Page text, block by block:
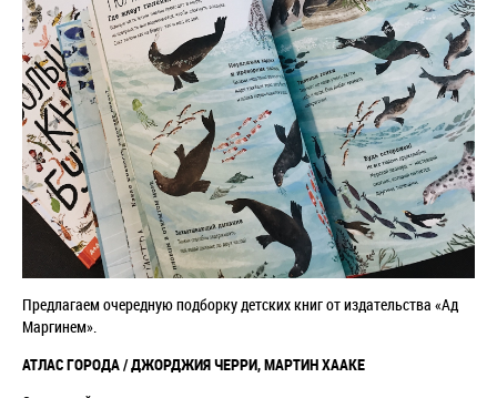
Предлагаем очередную подборку детских книг от издательства «Ад
Маргинем».
АТЛАС ГОРОДА / ДЖОРДЖИЯ ЧЕРРИ, МАРТИН ХААКЕ